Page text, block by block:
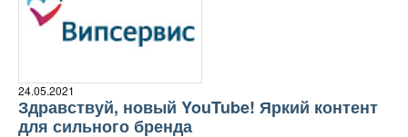
Здравствуй, новый YouTube! Яркий контент
для сильного бренда
24.05.2021